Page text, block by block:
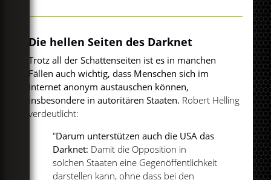
Die hellen Seiten des Darknet
Trotz all der Schattenseiten ist es in manchen
Fällen auch wichtig, dass Menschen sich im
Internet anonym austauschen können,
insbesondere in autoritären Staaten. Robert Helling
verdeutlicht:
"Darum unterstützen auch die USA das
Darknet: Damit die Opposition in
solchen Staaten eine Gegenöffentlichkeit
darstellen kann, ohne dass bei den